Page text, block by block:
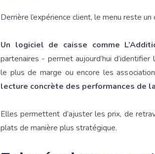
Derrière l’expérience client, le menu reste
Un logiciel de caisse comme
partenaires - permet aujourd’hui
le plus de marge ou encore les
lecture concrète des performances de
Elles permettent d’ajuster les prix, de
plats de manière plus stratégique.